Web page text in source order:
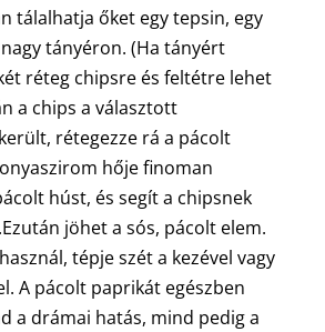
tálalhatja őket egy tepsin, egy
tányéron. (Ha tányért
réteg chipsre és feltétre lehet
a chips a választott
rétegezze rá a pácolt
hője finoman
húst, és segít a chipsnek
jöhet a sós, pácolt elem.
tépje szét a kezével vagy
A pácolt paprikát egészben
a drámai hatás, mind pedig a